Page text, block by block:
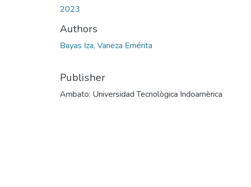
2023
Authors
Bayas Iza, Vaneza Emérita
Publisher
Ambato: Universidad Tecnològica Indoamèrica